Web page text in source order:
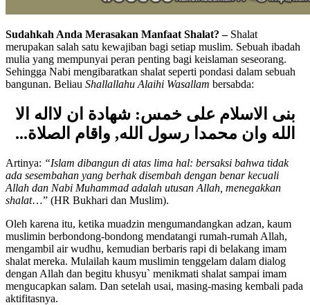
Sudahkah Anda Merasakan Manfaat Shalat? –Shalat
merupakan salah satu kewajiban bagi setiap muslim. Sebuah ibadah
mulia yang mempunyai peran penting bagi keislaman seseorang.
Sehingga Nabi mengibaratkan shalat seperti pondasi dalam sebuah
بنى الاسلام على خمس: شهادة ان لااله الا
الله وان محمدا رسول الله, واقام الصلاة..
Artinya:“Islam dibangun di atas lima hal: bersaksi bahwa tidak
ada sesembahan yang berhak disembah dengan benar kecuali
Allah dan Nabi Muhammad adalah utusan Allah, menegakkan
Oleh karena itu, ketika muadzin mengumandangkan adzan, kaum
muslimin berbondong-bondong mendatangi rumah-rumah Allah,
mengambil air wudhu, kemudian berbaris rapi di belakang imam
shalat mereka. Mulailah kaum muslimin tenggelam dalam dialog
dengan Allah dan begitu khusyu` menikmati shalat sampai imam
mengucapkan salam. Dan setelah usai, masing-masing kembali pada